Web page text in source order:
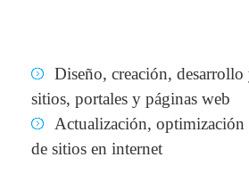
Diseño, creación,
sitios, portales y páginas web
Actualización,
de sitios en internet